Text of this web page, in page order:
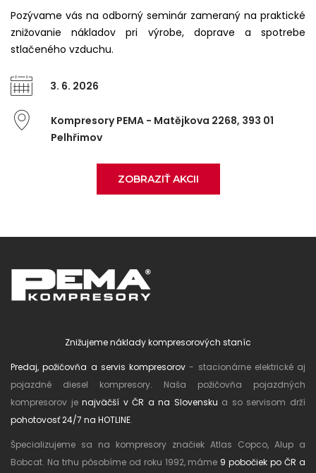
Pozývame vás na odborný seminár zameraný na praktické
znižovanie nákladov pri výrobe, doprave a spotrebe
stlačeného vzduchu.
3. 6. 2026
Kompresory PEMA - Matějkova 2268, 393 01
Pelhřimov
ZOBRAZIŤ AKCII
Znižujeme náklady kompresorových staníc
Predaj, požičovňa a servis kompresorov - stacionárne elektrické aj
pojazdné diesel kompresory. Naša požičovňa pojazdných
kompresorov jenajväčší v ČR a na Slovensku a so servisom drží
pohotovosť 24/7 na HOTLINE.
Špecializujeme sa na kompresory značiek Atlas Copco, Alup a
Bobcat. Na trhu pôsobíme od roku 1992, máme 9 pobočiek po ČR a